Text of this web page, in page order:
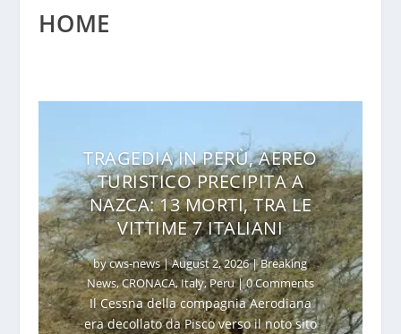
HOME
TRAGEDIA IN PERÙ, AEREO
TURISTICO PRECIPITA A
NAZCA: 13 MORTI, TRA LE
VITTIME 7 ITALIANI
bycws-news|August 2, 2026|Breaking
News,CRONACA,Italy,Peru| 0 Comments
Il Cessna della compagnia Aerodiana
era decollato da Pisco verso il noto sito